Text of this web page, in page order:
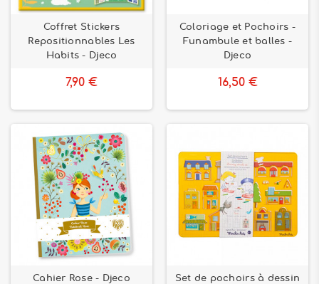
Coffret Stickers
Repositionnables Les
Habits - Djeco
7,90 €
Coloriage et Pochoirs -
Funambule et balles -
Djeco
16,50 €
Cahier Rose - Djeco
Set de pochoirs à dessin